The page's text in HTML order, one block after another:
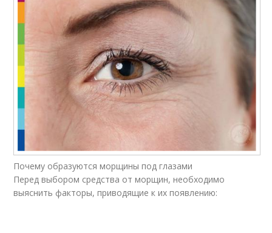
Почему образуются морщины под глазами
Перед выбором средства от морщин, необходимо
выяснить факторы, приводящие к их появлению: